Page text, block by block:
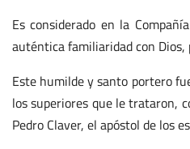
Es considerado en la
auténtica familiaridad con
Este humilde y santo portero
los superiores que le trataron,
Pedro Claver, el apóstol de los